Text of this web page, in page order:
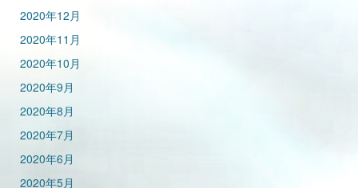
2020年12月
2020年11月
2020年10月
2020年9月
2020年8月
2020年7月
2020年6月
2020年5月